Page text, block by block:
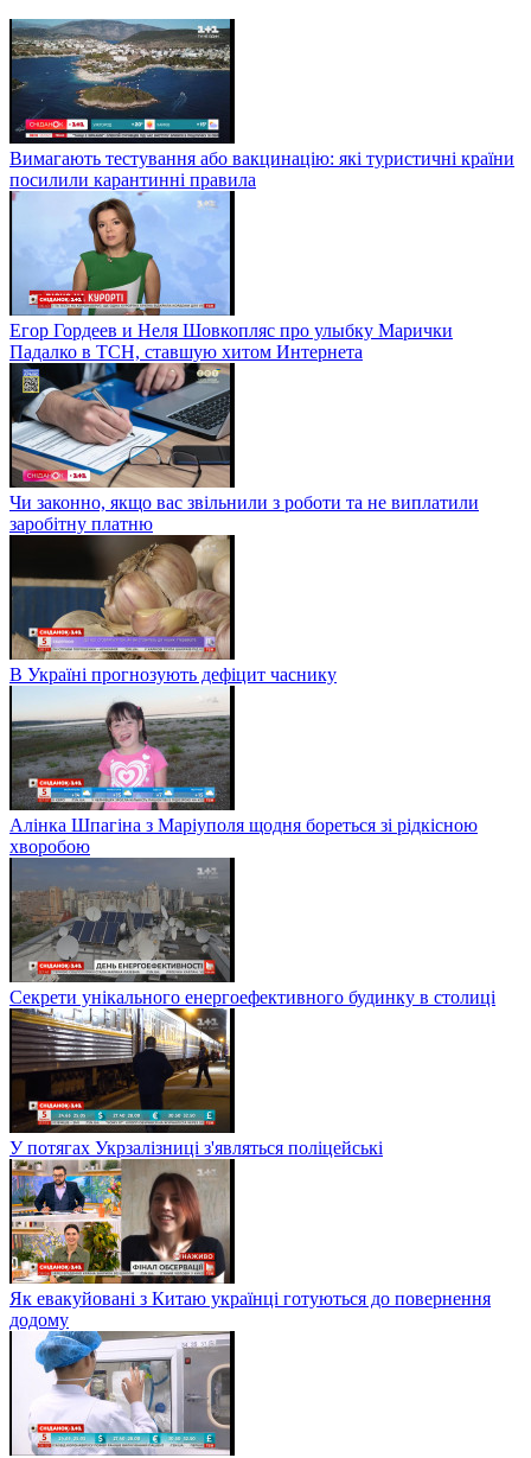
Вимагають тестування або вакцинацію: які туристичні країни
посилили карантинні правила
Егор Гордеев и Неля Шовкопляс про улыбку Марички
Падалко в ТСН, ставшую хитом Интернета
Чи законно, якщо вас звільнили з роботи та не виплатили
заробітну платню
В Україні прогнозують дефіцит часнику
Алінка Шпагіна з Маріуполя щодня бореться зі рідкісною
хворобою
Секрети унікального енергоефективного будинку в столиці
У потягах Укрзалізниці з'являться поліцейські
Як евакуйовані з Китаю українці готуються до повернення
додому